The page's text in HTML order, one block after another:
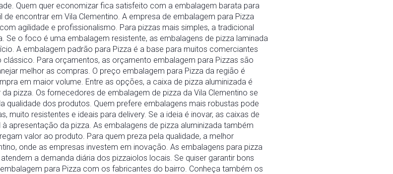
Quem quer economizar fica satisfeito com a embalagem barata para
de encontrar em Vila Clementino. A empresa de embalagem para Pizza
agilidade e profissionalismo. Para pizzas mais simples, a tradicional
Se o foco é uma embalagem resistente, as embalagens de pizza laminada
A embalagem padrão para Pizza é a base para muitos comerciantes
clássico. Para orçamentos, as orçamento embalagem para Pizzas são
melhor as compras. O preço embalagem para Pizza da região é
em maior volume. Entre as opções, a caixa de pizza aluminizada é
pizza. Os fornecedores de embalagem de pizza da Vila Clementino se
qualidade dos produtos. Quem prefere embalagens mais robustas pode
muito resistentes e ideais para delivery. Se a ideia é inovar, as caixas de
apresentação da pizza. As embalagens de pizza aluminizada também
valor ao produto. Para quem preza pela qualidade, a melhor
onde as empresas investem em inovação. As embalagens para pizza
a demanda diária dos pizzaiolos locais. Se quiser garantir bons
para Pizza com os fabricantes do bairro. Conheça também os